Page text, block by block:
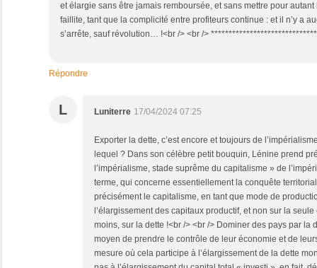
et élargie sans être jamais remboursée, et sans mettre pour
faillite, tant que la complicité entre profiteurs continue : et il n’y a
s’arrête, sauf révolution… !<br /> <br />
Répondre
L Luniterre 17/04/2024 07:25
Exporter la dette, c’est encore et toujours de
lequel ? Dans son célèbre petit bouquin, Lénine prend
l’impérialisme, stade suprême du capitalisme » de
terme, qui concerne essentiellement la conquête
précisément le capitalisme, en tant que mode de
l’élargissement des capitaux productif, et non sur la
moins, sur la dette !<br /> <br /> Dominer des pays par la
moyen de prendre le contrôle de leur économie et de
mesure où cela participe à l’élargissement de la dette